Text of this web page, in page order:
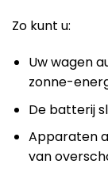
Zo kunt u:
Uw wagen
zonne-
De batterij
Apparaten
van